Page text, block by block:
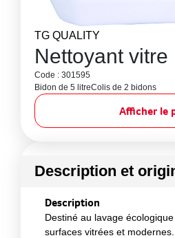
TG QUALITY
Nettoyant vitre
Code : 301595
Bidon de 5 litreColis de 2 bidons
Afficher le
Description et
Description
Destiné au lavage
surfaces vitrées et